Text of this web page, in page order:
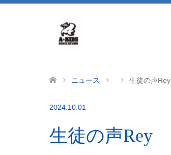
ニュース 生徒の声Rey
2024.10.01
生徒の声Rey